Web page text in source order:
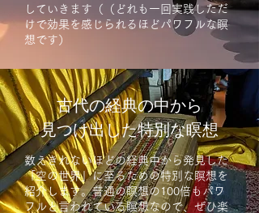
していきます（（どれも一回実践しただ
けで効果を感じられるほどパワフルな瞑
想です）
古代の経典の中から
見つけ出した特別な瞑想
数えきれないほどの経典中から発見した
「空の世界」に至るための特別な瞑想を
紹介します。普通の瞑想の100倍もパワ
フルと言われている瞑想なので、ぜひ楽